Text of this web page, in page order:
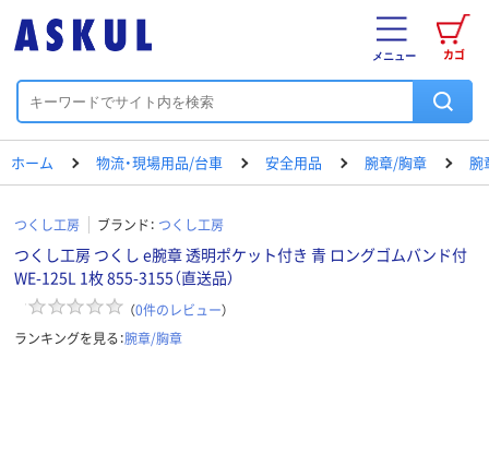
カゴ
メニュー
ホーム 物流・現場用品/台車 安全用品 腕章/胸章 腕
つくし工房 ブランド： つくし工房
つくし工房 つくし e腕章 透明ポケット付き 青 ロングゴムバンド付
WE-125L 1枚 855-3155（直送品）
（0件のレビュー）
ランキングを見る：腕章/胸章